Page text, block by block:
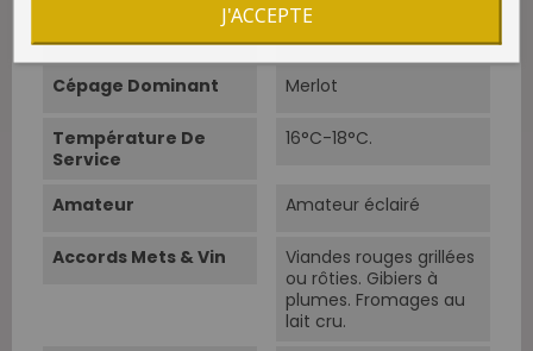
Cépage Dominant Merlot
Température De
Service
16°C-18°C.
Amateur Amateur éclairé
Accords Mets & Vin
Viandes rouges grillées
ou rôties. Gibiers à
plumes. Fromages au
lait cru.
J'ACCEPTE